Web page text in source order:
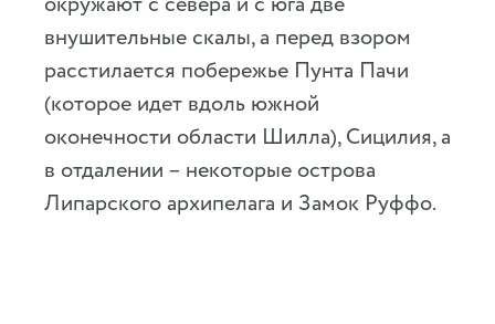
внушительные скалы, а перед взором
расстилается побережье Пунта Пачи
(которое идет вдоль южной
оконечности области Шилла), Сицилия, а
в отдалении – некоторые острова
Липарского архипелага и Замок Руффо.